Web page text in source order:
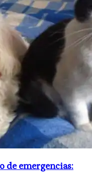
de emergencias: